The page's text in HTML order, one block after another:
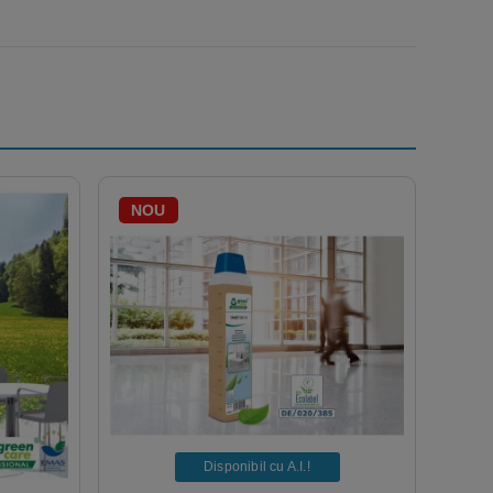
NOU
Disponibil cu A.I.​!